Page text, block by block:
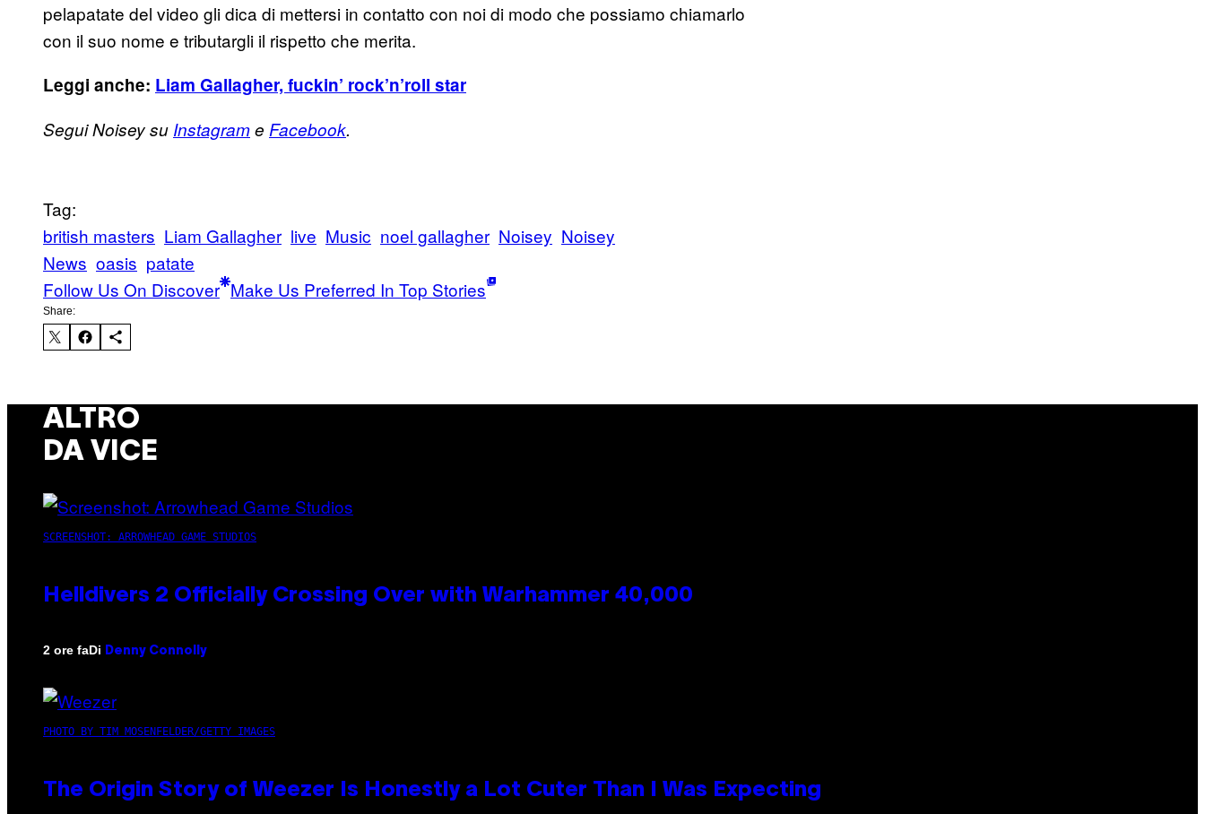
pelapatate del video gli dica di mettersi in contatto con noi di modo che possiamo chiamarlo
con il suo nome e tributargli il rispetto che merita.
Leggi anche: Liam Gallagher, fuckin’ rock’n’roll star
Segui Noisey su Instagrame Facebook.
Tag:
british masters Liam Gallagher live Music noel gallagher Noisey Noisey
News oasis patate
Follow Us On Discover Make Us Preferred In Top Stories
Share:
ALTRO
DA VICE
SCREENSHOT: ARROWHEAD GAME STUDIOS
Helldivers 2 Officially Crossing Over with Warhammer 40,000
2 ore faDi Denny Connolly
PHOTO BY TIM MOSENFELDER/GETTY IMAGES
The Origin Story of Weezer Is Honestly a Lot Cuter Than I Was Expecting